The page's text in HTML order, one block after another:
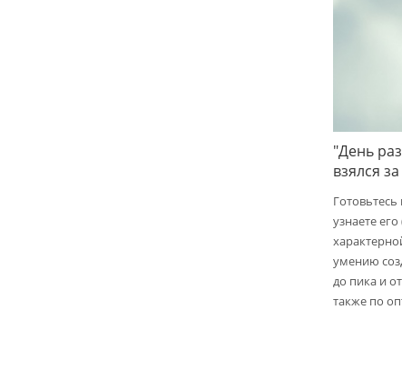
"День
взялся
узнаете
умению
до пика и
также по